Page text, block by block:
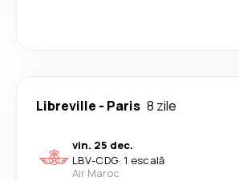
Libreville - Paris 8 zile
vin. 25 dec.
LBV-CDG· 1 escală
Air Maroc